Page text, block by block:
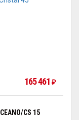
165 461 ₽
CS 15